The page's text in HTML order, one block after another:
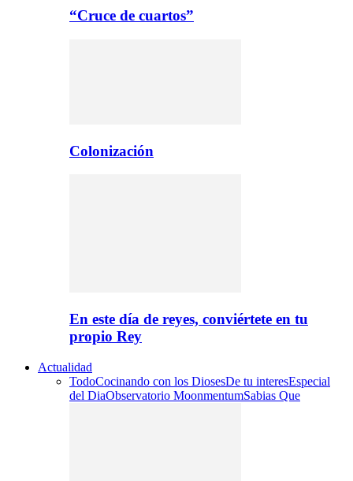
“Cruce de cuartos”
Colonización
En este día de reyes, conviértete en tu
propio Rey
Actualidad
TodoCocinando con los DiosesDe tu interesEspecial
del DiaObservatorio MoonmentumSabias Que